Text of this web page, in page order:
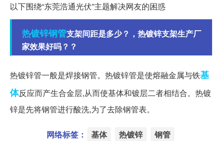
以下围绕“东莞浩通光伏”主题解决网友的困惑
热镀锌钢管支架间距是多少？，热镀锌支架生产厂
家效果好吗？？
热镀锌管一般是焊接钢管。热镀锌管是使熔融金属与铁基
体反应而产生合金层,从而使基体和镀层二者相结合。热镀
锌是先将钢管进行酸洗,为了去除钢管表。
网络标签： 基体 热镀锌 钢管